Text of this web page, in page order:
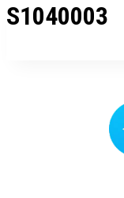
S1040003